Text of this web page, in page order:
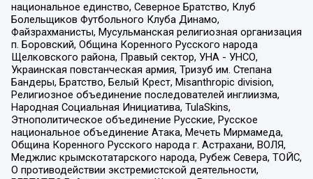
национальное единство, Северное Братство, Клуб
Болельщиков Футбольного Клуба Динамо,
Файзрахманисты, Мусульманская религиозная организация
п. Боровский, Община Коренного Русского народа
Щелковского района, Правый сектор, УНА - УНСО,
Украинская повстанческая армия, Тризуб им. Степана
Бандеры, Братство, Белый Крест, Misanthropic division,
Религиозное объединение последователей инглиизма,
Народная Социальная Инициатива, TulaSkins,
Этнополитическое объединение Русские, Русское
национальное объединение Атака, Мечеть Мирмамеда,
Община Коренного Русского народа г. Астрахани, ВОЛЯ,
Меджлис крымскотатарского народа, Рубеж Севера, ТОЙС,
О противодействии экстремистской деятельности,